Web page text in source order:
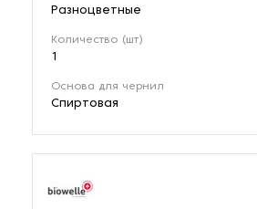
Кухонные принадлежности
3 наименования
Разноцветные
Количество (шт)
1
Основа для чернил
Спиртовая